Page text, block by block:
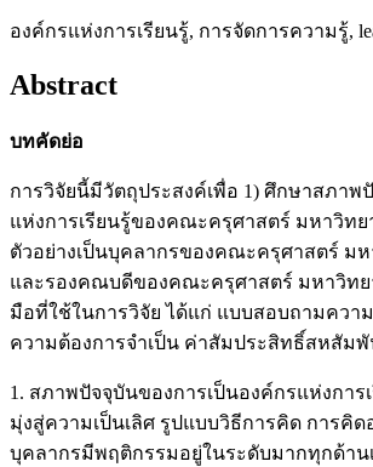
องค์กรแห่งการเรียนรู้, การจัดการความรู้,
Abstract
บทคัดย่อ
การวิจัยนี้มีวัตถุประสงค์เพื่อ 1) ศึกษาสภา
แห่งการเรียนรู้ของคณะครุศาสตร์ มหาวิท
ตัวอย่างเป็นบุคลากรของคณะครุศาสตร์ ม
และรองคณบดีของคณะครุศาสตร์ มหาวิทย
มือที่ใช้ในการวิจัย ได้แก่ แบบสอบถามควา
ความต้องการจำเป็น ค่าสัมประสิทธิ์สหสัม
1. สภาพปัจจุบันของการเป็นองค์กรแห่งกา
มุ่งสู่ความเป็นเลิศ รูปแบบวิธีการคิด การคิ
บุคลากรมีพฤติกรรมอยู่ในระดับมากทุกด้าน